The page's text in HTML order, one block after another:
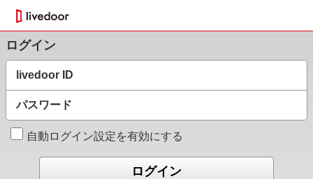
ログイン
livedoor ID
パスワード
自動ログイン設定を有効にする